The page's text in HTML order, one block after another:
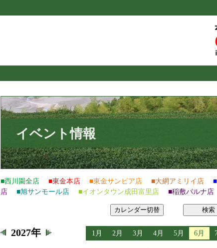
イベント情報
■西川園全店 ■東金本店 ■東金サンピア店 ■大網アミリイ店
店
■旭サンモール店 ■イオンタウン成田富里店 ■稲敷パルナ店
1月 2月 3月 4月 5月 6月
2027年